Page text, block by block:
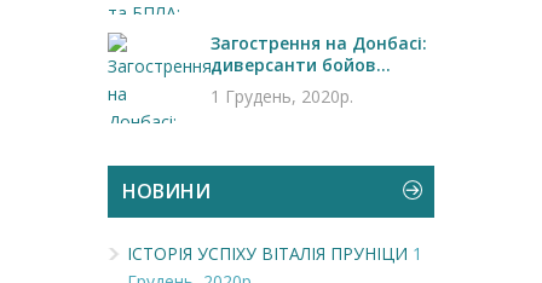
Загострення на Донбасі:
диверсанти бойов...
1 Грудень, 2020р.
НОВИНИ
ІСТОРІЯ УСПІХУ ВІТАЛІЯ ПРУНІЦИ 1